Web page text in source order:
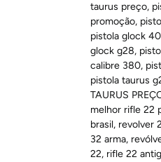
taurus preço,
promoção,
pistola glock 40
glock g28,
calibre 380,
pistola taurus
TAURUS
melhor rifle 22
brasil, revolver
32 arma,
22, rifle 22